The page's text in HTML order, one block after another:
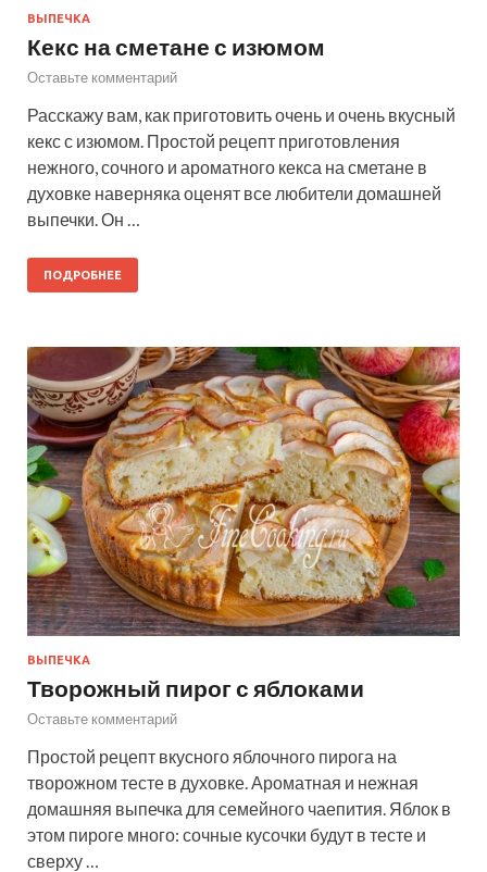
ВЫПЕЧКА
Кекс на сметане с изюмом
Оставьте комментарий
Расскажу вам, как приготовить очень и очень вкусный
кекс с изюмом. Простой рецепт приготовления
нежного, сочного и ароматного кекса на сметане в
духовке наверняка оценят все любители домашней
выпечки. Он …
ПОДРОБНЕЕ
ВЫПЕЧКА
Творожный пирог с яблоками
Оставьте комментарий
Простой рецепт вкусного яблочного пирога на
творожном тесте в духовке. Ароматная и нежная
домашняя выпечка для семейного чаепития. Яблок в
этом пироге много: сочные кусочки будут в тесте и
сверху …